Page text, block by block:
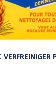
VERFREINIGER